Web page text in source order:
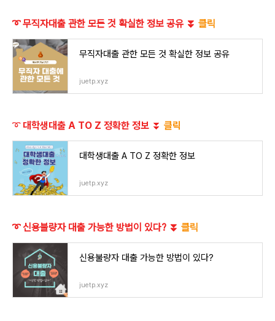
➰ 무직자대출 관한 모든 것 확실한 정보 공유 ⏬ 클릭
무직자대출 관한 모든 것 확실한 정보 공유
juetp.xyz
➰ 대학생대출 A TO Z 정확한 정보 ⏬ 클릭
대학생대출 A TO Z 정확한 정보
juetp.xyz
➰ 신용불량자 대출 가능한 방법이 있다? ⏬ 클릭
신용불량자 대출 가능한 방법이 있다?
juetp.xyz